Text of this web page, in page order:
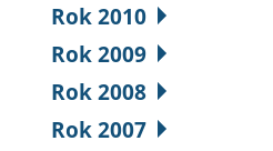
Rok 2010
Rok 2009
Rok 2008
Rok 2007